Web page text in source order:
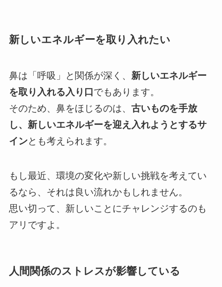
新しいエネルギーを取り入れたい
鼻は「呼吸」と関係が深く、 新しいエネルギー
を取り入れる入り口でもあります。
そのため、鼻をほじるのは、 古いものを手放
し、新しいエネルギーを迎え入れようとするサ
インとも考えられます。
もし最近、環境の変化や新しい挑戦を考えてい
るなら、それは良い流れかもしれません。
思い切って、新しいことにチャレンジするのも
アリですよ。
人間関係のストレスが影響している